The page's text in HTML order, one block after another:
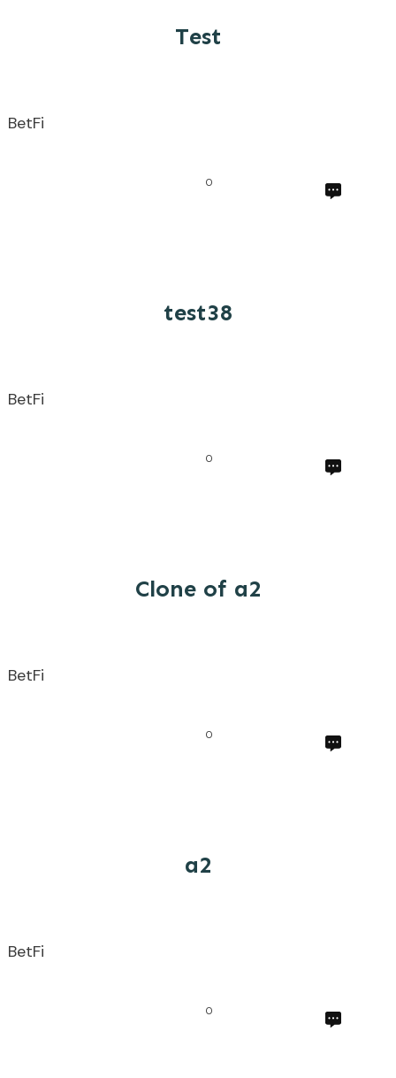
Test
BetFi
0
test38
BetFi
0
Clone of a2
BetFi
0
a2
BetFi
0